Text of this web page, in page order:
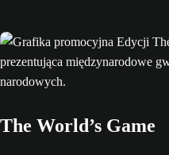
The World’s Game